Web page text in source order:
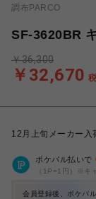
調布PARCO
SF-3620BR
￥32,670
￥36,300
12月上旬メーカー入
ポケパル払いで
（1P=1円）※キ
会員登録後、ポケパ